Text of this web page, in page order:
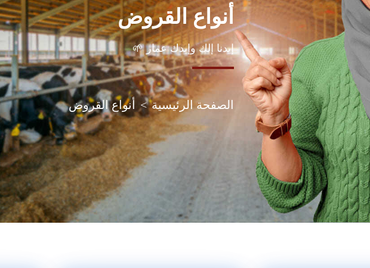
أنواع القروض
إيدنا إلك وإيدك عمار 🌱
الصفحة الرئيسية > أنواع القروض